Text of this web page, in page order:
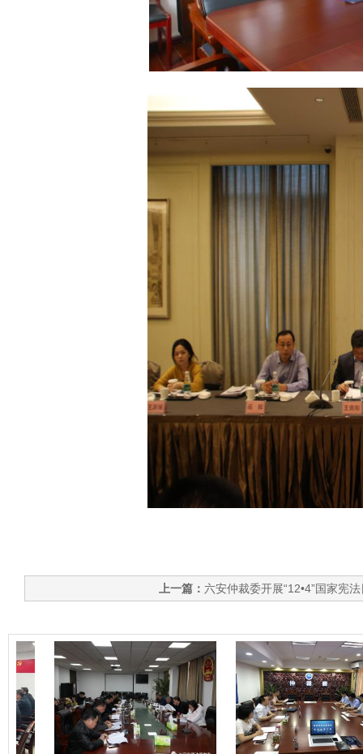
上一篇：六安仲裁委开展“12•4”国家宪